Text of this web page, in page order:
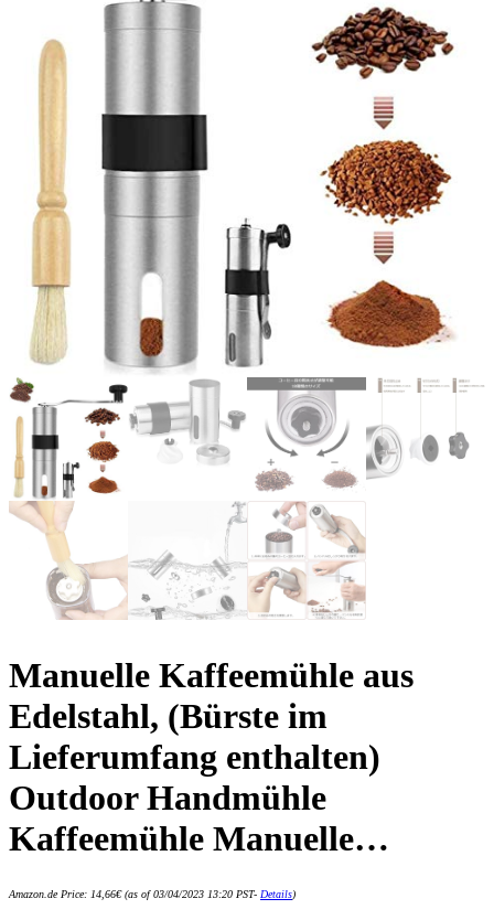
Manuelle Kaffeemühle aus
Edelstahl, (Bürste im
Lieferumfang enthalten)
Outdoor Handmühle
Kaffeemühle Manuelle…
Amazon.de Price: 14,66€(as of 03/04/2023 13:20 PST- Details)